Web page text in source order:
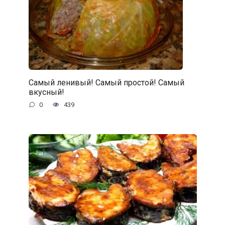
Самый ленивый! Самый простой! Самый
вкусный!
0 439